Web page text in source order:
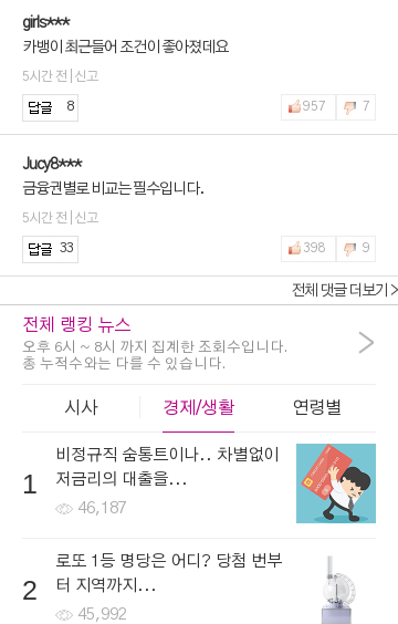
girls***
카뱅이 최근들어 조건이 좋아졌데요
5시간 전 | 신고
8 957 7
Jucy8***
금융권별로 비교는 필수입니다.
5시간 전 | 신고
33 398 9
전체 댓글 더보기 >
전체 랭킹 뉴스
오후 6시 ~ 8시 까지 집계한 조회수입니다.
총 누적수와는 다를 수 있습니다.
>
시사 경제/생활 연령별
1
비정규직 숨통트이나.. 차별없이
저금리의 대출을...
46,187
2
로또 1등 명당은 어디? 당첨 번부
터 지역까지...
45,992